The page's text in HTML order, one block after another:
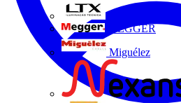
MEGGER
Miguélez